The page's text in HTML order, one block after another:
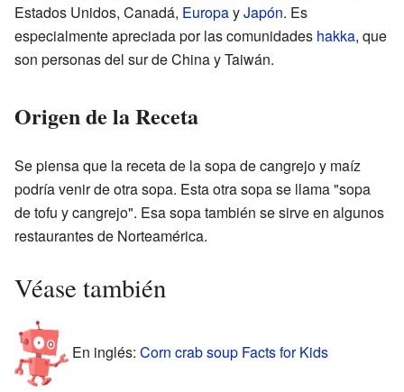
Estados Unidos, Canadá, EuropayJapón. Es
especialmente apreciada por las comunidades hakka, que
son personas del sur de China y Taiwán.
Origen de la Receta
Se piensa que la receta de la sopa de cangrejo y maíz
podría venir de otra sopa. Esta otra sopa se llama "sopa
de tofu y cangrejo". Esa sopa también se sirve en algunos
restaurantes de Norteamérica.
Véase también
En inglés: Corn crab soup Facts for Kids